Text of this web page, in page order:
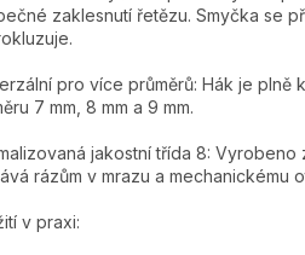
zaklesnutí řetězu. Smyčka se
pro více průměrů: Hák je plně
7 mm, 8 mm a 9 mm.
jakostní třída 8:
rázům v mrazu a mechanickému
v praxi: